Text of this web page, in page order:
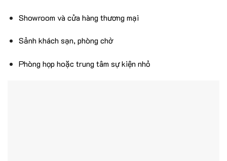
Showroom và cửa hàng thương mại
Sảnh khách sạn, phòng chờ
Phòng họp hoặc trung tâm sự kiện nhỏ